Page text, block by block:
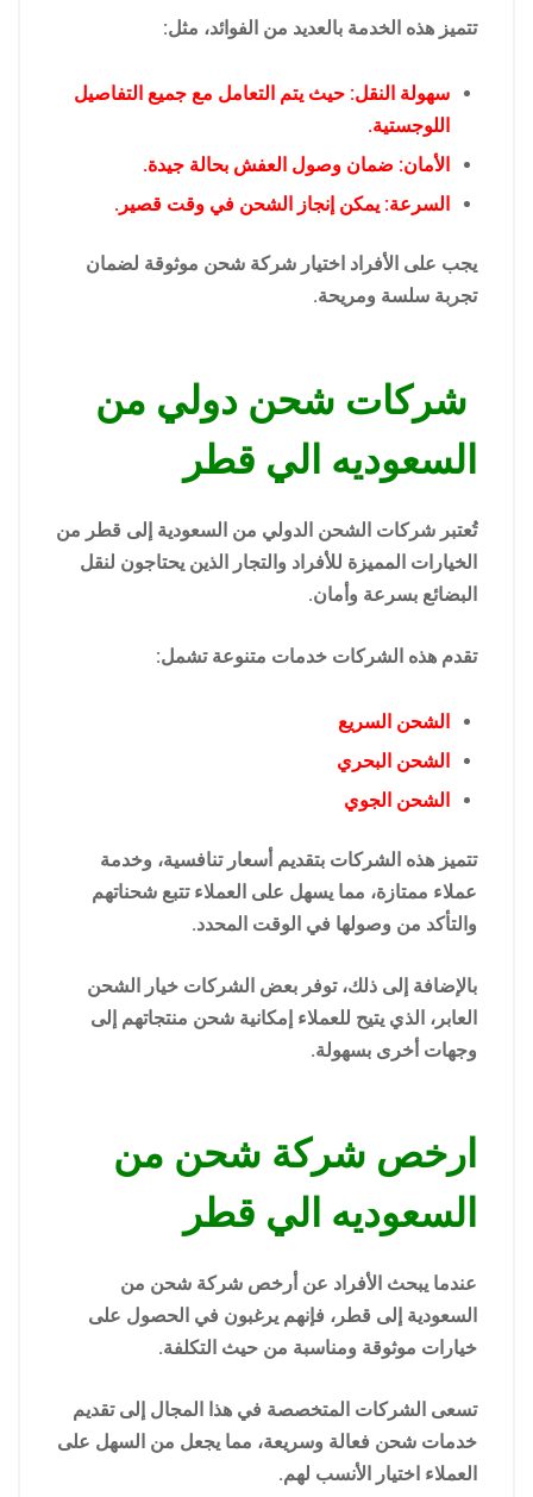
تتميز هذه الخدمة بالعديد من الفوائد، مثل:
سهولة النقل: حيث يتم التعامل مع جميع التفاصيل
اللوجستية.
الأمان: ضمان وصول العفش بحالة جيدة.
السرعة: يمكن إنجاز الشحن في وقت قصير.
يجب على الأفراد اختيار شركة شحن موثوقة لضمان
تجربة سلسة ومريحة.
شركات شحن دولي من
السعوديه الي قطر
تُعتبر شركات الشحن الدولي من السعودية إلى قطر من
الخيارات المميزة للأفراد والتجار الذين يحتاجون لنقل
البضائع بسرعة وأمان.
تقدم هذه الشركات خدمات متنوعة تشمل:
الشحن السريع
الشحن البحري
الشحن الجوي
تتميز هذه الشركات بتقديم أسعار تنافسية، وخدمة
عملاء ممتازة، مما يسهل على العملاء تتبع شحناتهم
والتأكد من وصولها في الوقت المحدد.
بالإضافة إلى ذلك، توفر بعض الشركات خيار الشحن
العابر، الذي يتيح للعملاء إمكانية شحن منتجاتهم إلى
وجهات أخرى بسهولة.
ارخص شركة شحن من
السعوديه الي قطر
عندما يبحث الأفراد عن أرخص شركة شحن من
السعودية إلى قطر، فإنهم يرغبون في الحصول على
خيارات موثوقة ومناسبة من حيث التكلفة.
تسعى الشركات المتخصصة في هذا المجال إلى تقديم
خدمات شحن فعالة وسريعة، مما يجعل من السهل على
العملاء اختيار الأنسب لهم.